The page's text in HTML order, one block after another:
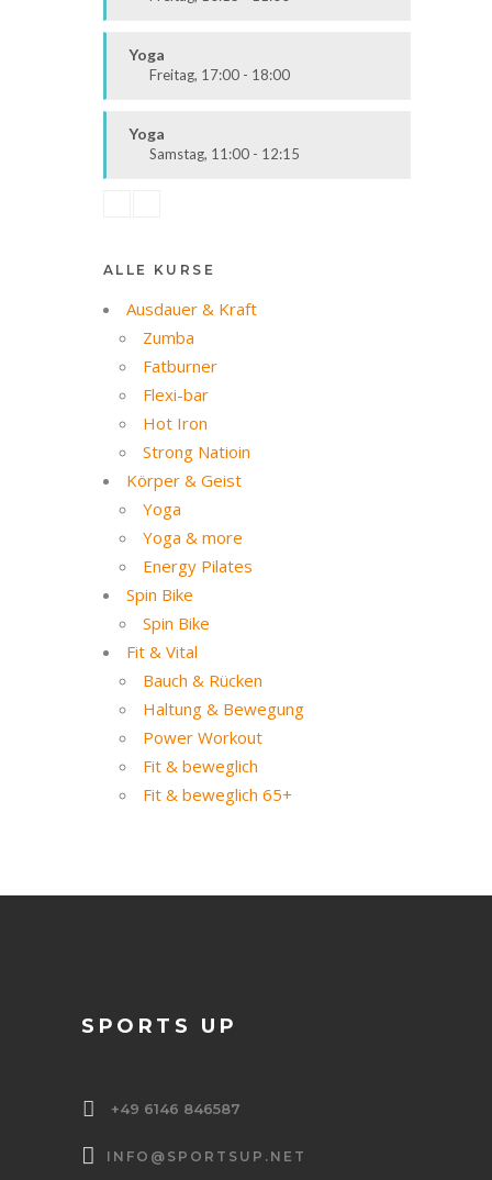
Alle
Yoga
Freitag, 17:00 - 18:00
Alle
Yoga
Samstag, 11:00 - 12:15
ALLE KURSE
Ausdauer & Kraft
Zumba
Fatburner
Flexi-bar
Hot Iron
Strong Natioin
Körper & Geist
Yoga
Yoga & more
Energy Pilates
Spin Bike
Spin Bike
Fit & Vital
Bauch & Rücken
Haltung & Bewegung
Power Workout
Fit & beweglich
Fit & beweglich 65+
SPORTS UP
+49 6146 846587
INFO@SPORTSUP.NET